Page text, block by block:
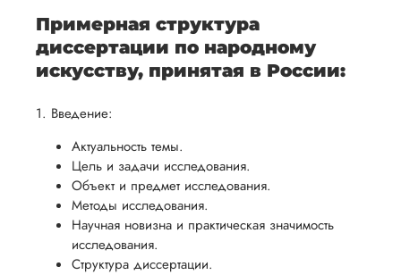
успешно
пройти
процесс
работы.
разумные
сроки
после
запроса
возврат.
Примерная структура
диссертации по народному
искусству, принятая в России:
1. Введение:
Актуальность темы.
Цель и задачи исследования.
Объект и предмет исследования.
Методы исследования.
Научная новизна и практическая значимость
исследования.
Структура диссертации.